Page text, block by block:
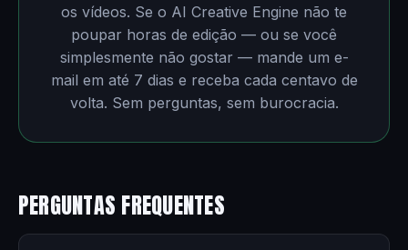
os vídeos. Se o AI Creative Engine não te
poupar horas de edição — ou se você
simplesmente não gostar — mande um e-
mail em até 7 dias e receba cada centavo de
volta. Sem perguntas, sem burocracia.
PERGUNTAS FREQUENTES